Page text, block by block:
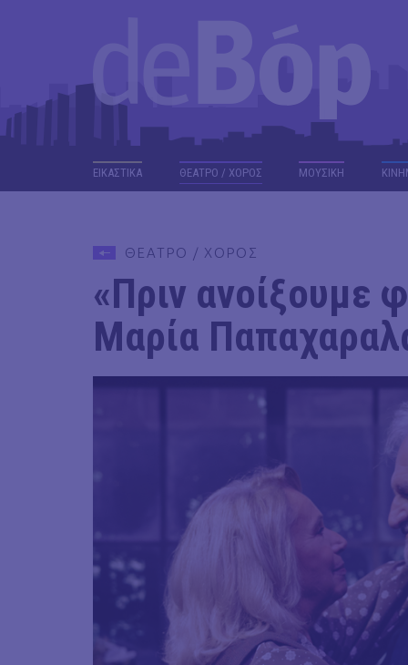
ΕΙΚΑΣΤΙΚΑ ΘΕΑΤΡΟ / ΧΟΡΟΣ ΜΟΥΣΙΚΗ
ΘΕΑΤΡΟ / ΧΟΡΟΣ
«Πριν ανοίξουμε
Μαρία